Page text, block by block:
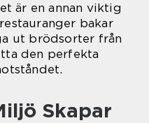
är en annan viktig
bakar
ut brödsorter från
den perfekta
Skapar